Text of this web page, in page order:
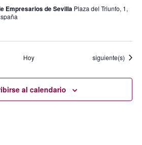
Empresarios de Sevilla Plaza del Triunfo, 1,
Hoy Eventos
siguiente(s)
al calendario